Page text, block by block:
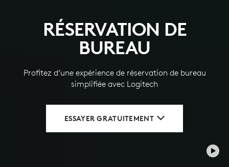
RÉSERVATION DE
BUREAU
Profitez d’une expérience de réservation de bureau
simplifiée avec Logitech
ESSAYER GRATUITEMENT